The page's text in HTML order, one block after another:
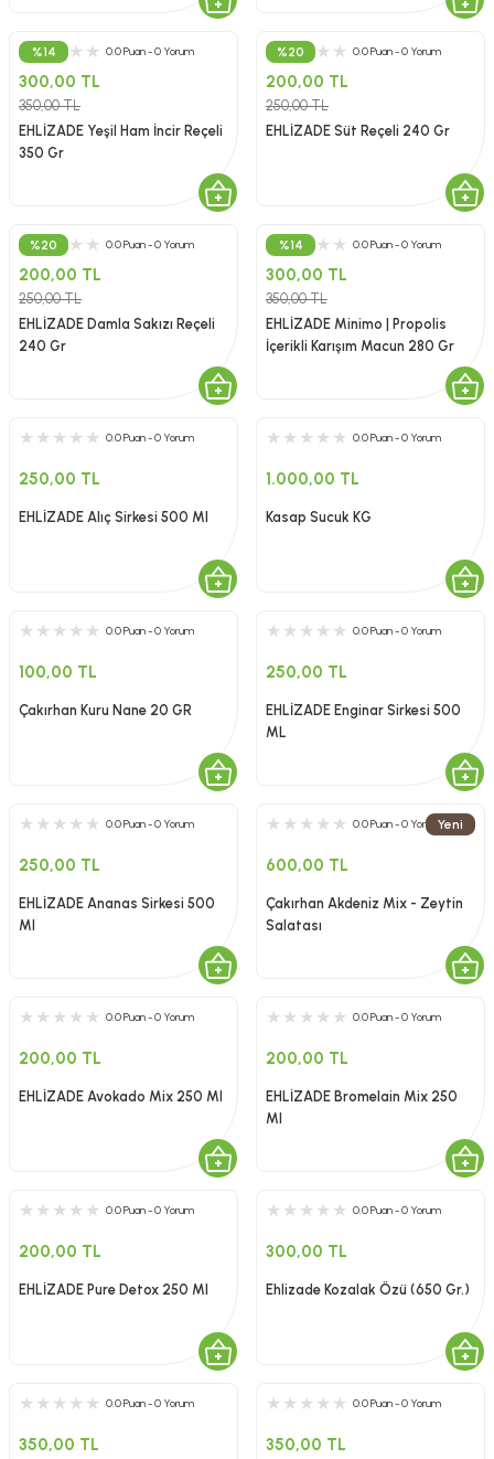
%14 0.0 Puan - 0 Yorum
300,00 TL
350,00 TL
EHLİZADE Yeşil Ham İncir Reçeli
350 Gr
%20 0.0 Puan - 0 Yorum
200,00 TL
250,00 TL
EHLİZADE Süt Reçeli 240 Gr
%20 0.0 Puan - 0 Yorum
200,00 TL
250,00 TL
EHLİZADE Damla Sakızı Reçeli
240 Gr
%14 0.0 Puan - 0 Yorum
300,00 TL
350,00 TL
EHLİZADE Minimo | Propolis
İçerikli Karışım Macun 280 Gr
0.0 Puan - 0 Yorum
250,00 TL
EHLİZADE Alıç Sirkesi 500 Ml
0.0 Puan - 0 Yorum
1.000,00 TL
Kasap Sucuk KG
0.0 Puan - 0 Yorum
100,00 TL
Çakırhan Kuru Nane 20 GR
0.0 Puan - 0 Yorum
250,00 TL
EHLİZADE Enginar Sirkesi 500
ML
0.0 Puan - 0 Yorum
250,00 TL
EHLİZADE Ananas Sirkesi 500
Ml
Yeni
0.0 Puan - 0 Yorum
600,00 TL
Çakırhan Akdeniz Mix - Zeytin
Salatası
0.0 Puan - 0 Yorum
200,00 TL
EHLİZADE Avokado Mix 250 Ml
0.0 Puan - 0 Yorum
200,00 TL
EHLİZADE Bromelain Mix 250
Ml
0.0 Puan - 0 Yorum
200,00 TL
EHLİZADE Pure Detox 250 Ml
0.0 Puan - 0 Yorum
300,00 TL
Ehlizade Kozalak Özü (650 Gr.)
0.0 Puan - 0 Yorum
350,00 TL
0.0 Puan - 0 Yorum
350,00 TL